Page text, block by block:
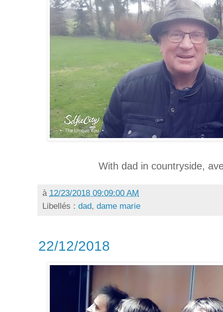
With dad in countryside,
à 12/23/2018 09:09:00 AM
Libellés : dad, dame marie
22/12/2018